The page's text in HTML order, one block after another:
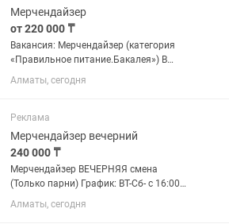
Мерчендайзер
от 220 000 ₸
Вакансия: Мерчендайзер (категория
«Правильное питание.Бакалея») В
нашу команду требуется мерчендайзер
по выкладке продукции правильного
поддержание аккуратного,...
Алматы, сегодня
Реклама
Мерчендайзер вечерний
240 000 ₸
Мерчендайзер ВЕЧЕРНЯЯ смена
(Только парни) График: ВТ-Сб- с 16:00
до 00:00, Вс - с 9:00 до 00:00, Пн -
Выходной. Гибкого графика НЕТ.
Алматы, сегодня